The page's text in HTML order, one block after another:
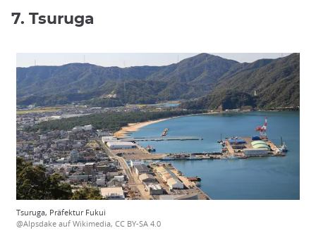
7. Tsuruga
Tsuruga, Präfektur Fukui
@Alpsdake auf Wikimedia, CC BY-SA 4.0